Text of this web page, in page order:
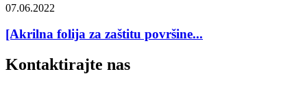
07.06.2022
[Akrilna folija za zaštitu površine...
Kontaktirajte nas